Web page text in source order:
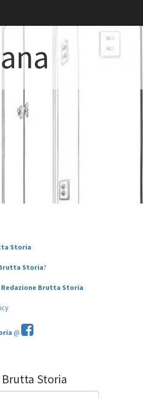
Storia
Storia?
Redazione Brutta Storia
@
Brutta Storia